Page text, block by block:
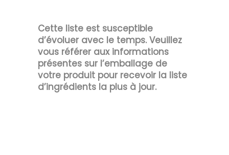
Cette liste est susceptible
d’évoluer avec le temps. Veuillez
vous référer aux informations
présentes sur l’emballage de
votre produit pour recevoir la liste
d’ingrédients la plus à jour.